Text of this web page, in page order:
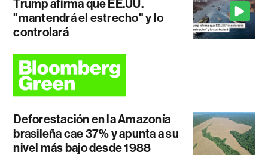
Trump afirma que EE.UU.
"mantendrá el estrecho" y lo
controlará
Deforestación en la Amazonía
brasileña cae 37% y apunta a su
nivel más bajo desde 1988